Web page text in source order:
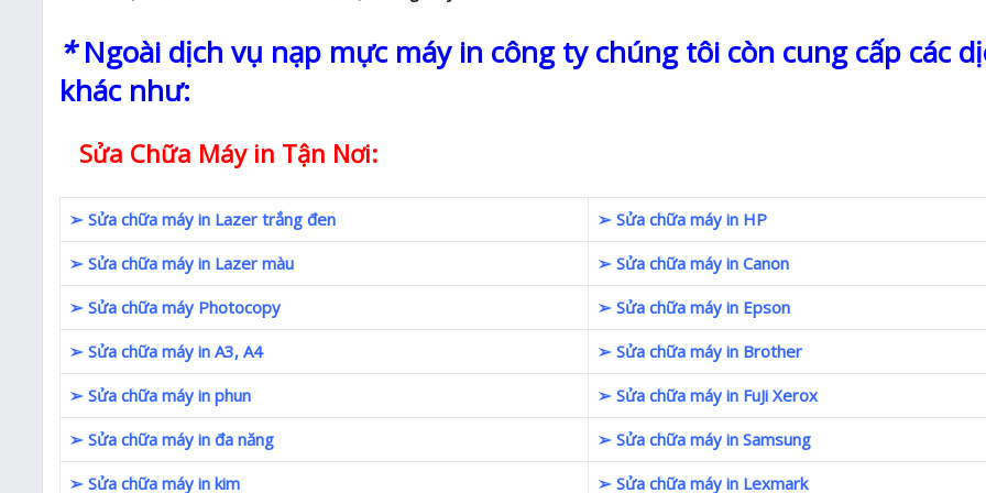
*Ngoài dịch vụ nạp mực máy in công ty chúng tôi còn cung cấp các
khác như:
Sửa Chữa Máy in Tận Nơi:
➢ Sửa chữa máy in Lazer trắng đen
➢ Sửa chữa máy in HP
➢ Sửa chữa máy in Lazer màu
➢ Sửa chữa máy in Canon
➢ Sửa chữa máy Photocopy
➢ Sửa chữa máy in Epson
➢ Sửa chữa máy in A3, A4
➢ Sửa chữa máy in Brother
➢ Sửa chữa máy in phun
➢ Sửa chữa máy in FuJi Xerox
➢ Sửa chữa máy in đa năng
➢ Sửa chữa máy in Samsung
➢ Sửa chữa máy in kim
➢ Sửa chữa máy in Lexmark